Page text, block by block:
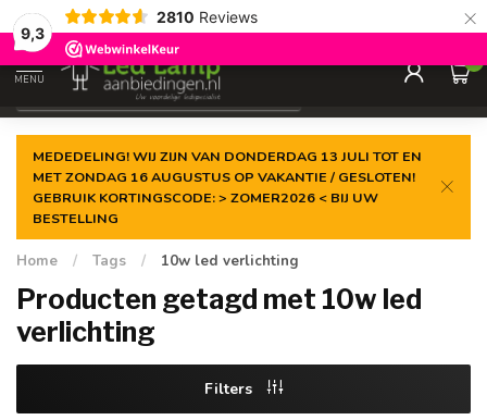
9,3
2810 Reviews ×
Gegarandeerde delaagste prijs
MENU
0
MEDEDELING! WIJ ZIJN VAN DONDERDAG 13 JULI TOT EN
MET ZONDAG 16 AUGUSTUS OP VAKANTIE / GESLOTEN!
GEBRUIK KORTINGSCODE: > ZOMER2026 < BIJ UW
BESTELLING
Home / Tags / 10w led verlichting
Producten getagd met 10w led
verlichting
Filters